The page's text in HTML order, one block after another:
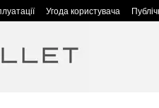
Угода користувача